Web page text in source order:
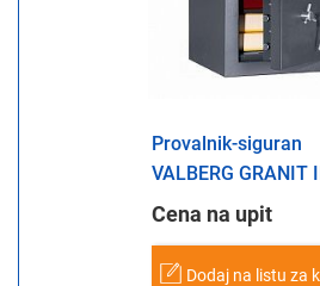
Provalnik-siguran
VALBERG GRANIT
Cena na upit
Dodaj na listu za